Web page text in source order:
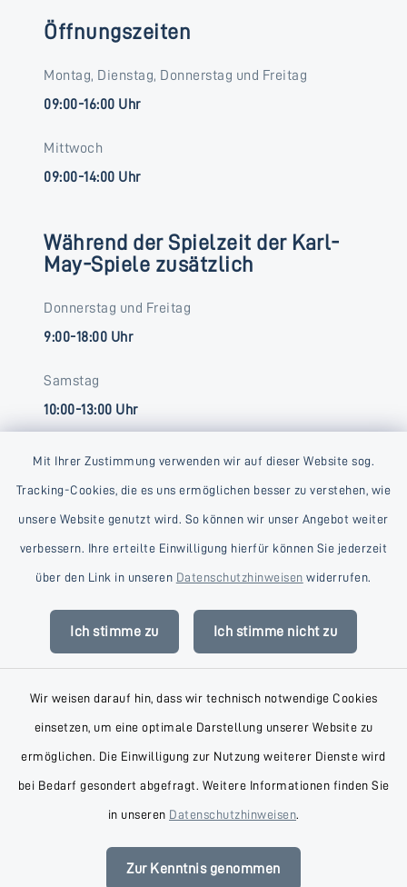
Mit Ihrer Zustimmung verwenden wir auf dieser Website sog.
Tracking-Cookies, die es uns ermöglichen besser zu verstehen, wie
unsere Website genutzt wird. So können wir unser Angebot weiter
verbessern. Ihre erteilte Einwilligung hierfür können Sie jederzeit
über den Link in unseren Datenschutzhinweisen widerrufen.
Ich stimme zu Ich stimme nicht zu
Wir weisen darauf hin, dass wir technisch notwendige Cookies
einsetzen, um eine optimale Darstellung unserer Website zu
ermöglichen. Die Einwilligung zur Nutzung weiterer Dienste wird
bei Bedarf gesondert abgefragt. Weitere Informationen finden Sie
in unseren Datenschutzhinweisen.
Zur Kenntnis genommen
Öffnungszeiten
Montag, Dienstag, Donnerstag und Freitag
09:00-16:00 Uhr
Mittwoch
09:00-14:00 Uhr
Während der Spielzeit der Karl-
May-Spiele zusätzlich
Donnerstag und Freitag
9:00-18:00 Uhr
Samstag
10:00-13:00 Uhr
Kontakt
Datenschutz
Impressum
Sitemap